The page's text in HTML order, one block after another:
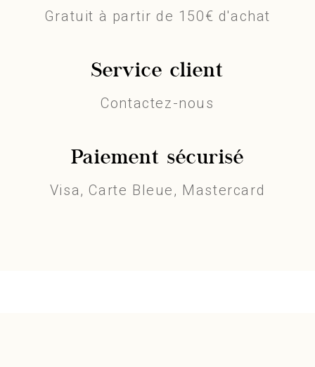
Gratuit à partir de 150€ d'achat
Service client
Contactez-nous
Paiement sécurisé
Visa, Carte Bleue, Mastercard